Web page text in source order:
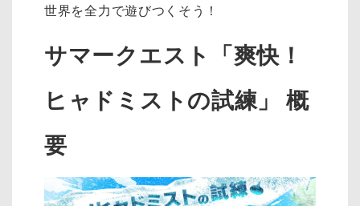
世界を全力で遊びつくそう！
サマークエスト「爽快！
ヒャドミストの試練」 概
要